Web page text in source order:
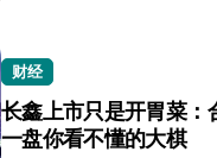
财经
长鑫上市只是开胃菜：
一盘你看不懂的大棋